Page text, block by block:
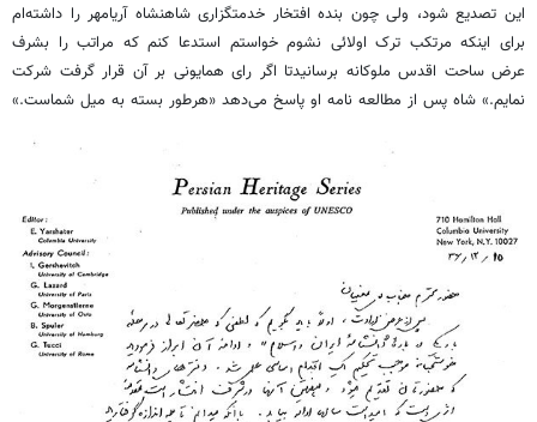
این تصدیع شود، ولی چون بنده افتخار خدمتگزاری شاهنشاه آریامهر را داشته‌ام
برای اینکه مرتکب ترک اولائی نشوم خواستم استدعا کنم که مراتب را بشرف
عرض ساحت اقدس ملوکانه برسانیدتا اگر رای همایونی بر آن قرار گرفت شرکت
نمایم.» شاه پس از مطالعه نامه او پاسخ می‌دهد «هرطور بسته به میل شماست.»